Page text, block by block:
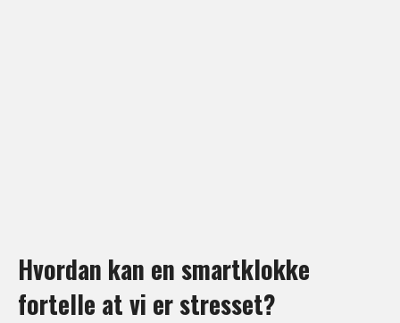
Hvordan kan en smartklokke
fortelle at vi er stresset?